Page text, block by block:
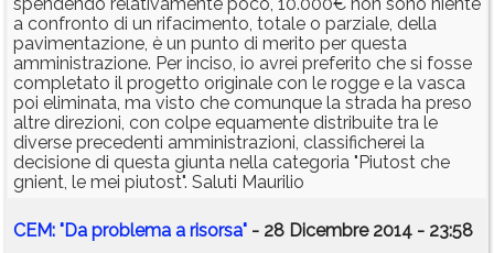
spendendo relativamente poco, 10.000€ non sono niente
a confronto di un rifacimento, totale o parziale, della
pavimentazione, è un punto di merito per questa
amministrazione. Per inciso, io avrei preferito che si fosse
completato il progetto originale con le rogge e la vasca
poi eliminata, ma visto che comunque la strada ha preso
altre direzioni, con colpe equamente distribuite tra le
diverse precedenti amministrazioni, classificherei la
decisione di questa giunta nella categoria "Piutost che
gnient, le mei piutost". Saluti Maurilio
CEM: "Da problema a risorsa" - 28 Dicembre 2014 - 23:58